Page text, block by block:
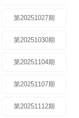
第20251027期
第20251030期
第20251104期
第20251107期
第20251112期